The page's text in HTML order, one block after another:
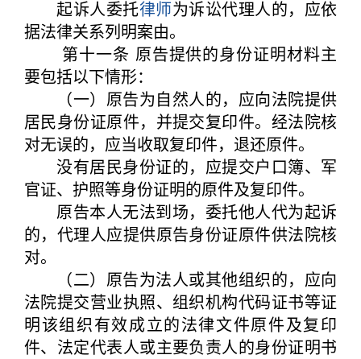
起诉人委托律师为诉讼代理人的，应依
据法律关系列明案由。
第十一条 原告提供的身份证明材料主
要包括以下情形：
（一）原告为自然人的，应向法院提供
居民身份证原件，并提交复印件。经法院核
对无误的，应当收取复印件，退还原件。
没有居民身份证的，应提交户口簿、军
官证、护照等身份证明的原件及复印件。
原告本人无法到场，委托他人代为起诉
的，代理人应提供原告身份证原件供法院核
对。
（二）原告为法人或其他组织的，应向
法院提交营业执照、组织机构代码证书等证
明该组织有效成立的法律文件原件及复印
件、法定代表人或主要负责人的身份证明书